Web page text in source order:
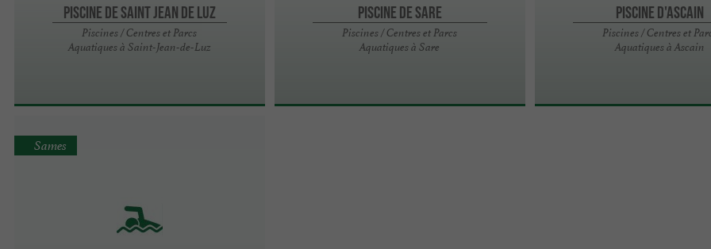
PISCINE DE SAINT JEAN DE LUZ
Piscines / Centres et Parcs
Aquatiques à Saint-Jean-de-Luz
PISCINE DE SARE
Piscines / Centres et Parcs
Aquatiques à Sare
PISCINE D'ASCAIN
Piscines / Centres et
Aquatiques à Ascain
Sames